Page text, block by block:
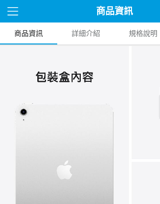
商品資訊
商品資訊 詳細介紹 規格說明